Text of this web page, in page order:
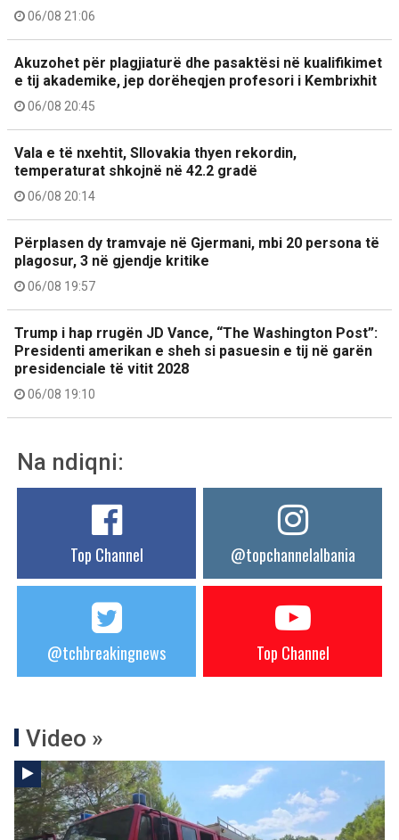
06/08 21:06
Akuzohet për plagjiaturë dhe pasaktësi në kualifikimet
e tij akademike, jep dorëheqjen profesori i Kembrixhit
06/08 20:45
Vala e të nxehtit, Sllovakia thyen rekordin,
temperaturat shkojnë në 42.2 gradë
06/08 20:14
Përplasen dy tramvaje në Gjermani, mbi 20 persona të
plagosur, 3 në gjendje kritike
06/08 19:57
Trump i hap rrugën JD Vance, “The Washington Post”:
Presidenti amerikan e sheh si pasuesin e tij në garën
presidenciale të vitit 2028
06/08 19:10
Na ndiqni:
Top Channel @topchannelalbania
@tchbreakingnews Top Channel
Video »